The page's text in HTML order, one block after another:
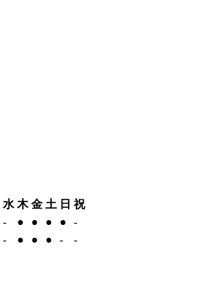
水 木 金 土 日 祝
- ● ● ● ●
-
- ● ● ● - -